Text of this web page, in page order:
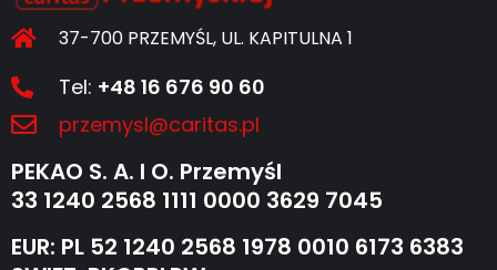
37-700 PRZEMYŚL, UL. KAPITULNA 1
Tel: +48 16 676 90 60
przemysl@caritas.pl
PEKAO S. A. I O. Przemyśl
33 1240 2568 1111 0000 3629 7045
EUR: PL 52 1240 2568 1978 0010 6173 6383